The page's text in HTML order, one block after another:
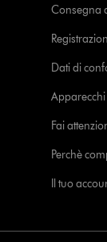
Consegna
Dati di
Fai
Perchè
Il tuo